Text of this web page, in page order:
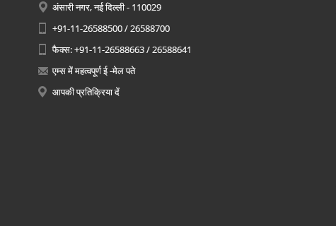
अंसारी नगर, नई दिल्ली - 110029
+91-11-26588500 / 26588700
फैक्स: +91-11-26588663 / 26588641
एम्स में महत्वपूर्ण ई -मेल पते
आपकी प्रतिक्रिया दें